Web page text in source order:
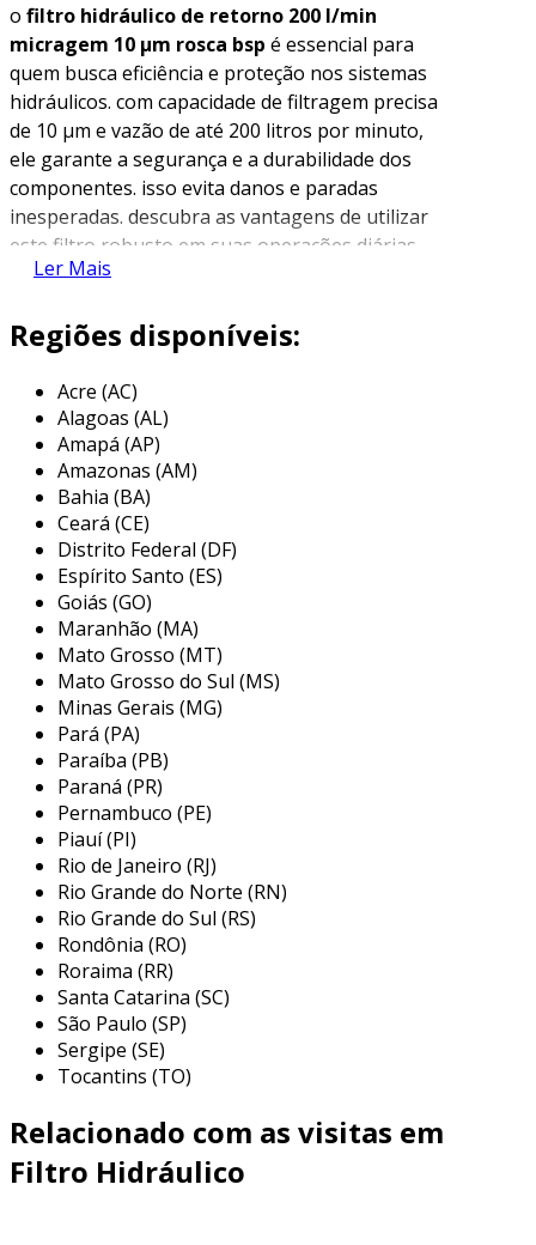
o filtro hidráulico de retorno 200 l/min
micragem 10 μm rosca bsp é essencial para
quem busca eficiência e proteção nos sistemas
hidráulicos. com capacidade de filtragem precisa
de 10 μm e vazão de até 200 litros por minuto,
ele garante a segurança e a durabilidade dos
componentes. isso evita danos e paradas
inesperadas. descubra as vantagens de utilizar
este filtro robusto em suas operações diárias.
conheça também:
10 µm
características do filtro hidráulico
projetado para máxima
durabilidade, o filtro hidráulico de retorno 200
l/min utiliza materiais de alta resistência
capazes de suportar condições extremas.
sua construção robusta minimiza o tempo de
inatividadedos equipamentos devido à
necessidade reduzida de substituições
frequentes.
com umarosca bspprecisa, ele garante uma
instalação e manutenção simplificadas,
economizando tempo e custos para sua
operação.
a micragem de 10 μm possibilita uma
filtragem finaque protege contra
contaminação e preserva a integridade dos
sistemas, prolongando sua vida útil e
melhorando a eficiência geral.
benefícios do uso do filtro
utilizar ofiltro hidráulico de retorno 200
l/mintraz benefícios significativos para
ao garantir uma filtragem precisa de 10 μm,
este filtro protege equipamentos
Ler Mais
Regiões disponíveis:
Acre (AC)
Alagoas (AL)
Amapá (AP)
Amazonas (AM)
Bahia (BA)
Ceará (CE)
Distrito Federal (DF)
Espírito Santo (ES)
Goiás (GO)
Maranhão (MA)
Mato Grosso (MT)
Mato Grosso do Sul (MS)
Minas Gerais (MG)
Pará (PA)
Paraíba (PB)
Paraná (PR)
Pernambuco (PE)
Piauí (PI)
Rio de Janeiro (RJ)
Rio Grande do Norte (RN)
Rio Grande do Sul (RS)
Rondônia (RO)
Roraima (RR)
Santa Catarina (SC)
São Paulo (SP)
Sergipe (SE)
Tocantins (TO)
Relacionado com as visitas em
Filtro Hidráulico